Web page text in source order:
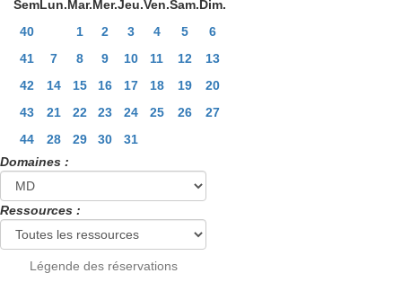
SemLun.Mar.Mer.Jeu.Ven.Sam.Dim.
40
1 2 3 4 5
6
41
7 8 9 10 11 12
13
42
14 15 16 17 18 19
20
43
21 22 23 24 25 26
27
44
28 29 30
31
Domaines :
Ressources :
Légende des réservations